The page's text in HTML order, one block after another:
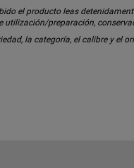
el producto leas
utilización/preparación,
la categoría, el calibre y el